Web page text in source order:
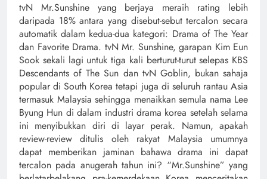
tvN Mr.Sunshine yang berjaya meraih rating lebih
daripada 18% antara yang disebut-sebut tercalon secara
automatik dalam kedua-dua kategori: Drama of The Year
dan Favorite Drama. tvN Mr. Sunshine, garapan Kim Eun
Sook sekali lagi untuk tiga kali berturut-turut selepas KBS
Descendants of The Sun dan tvN Goblin, bukan sahaja
popular di South Korea tetapi juga di seluruh rantau Asia
termasuk Malaysia sehingga menaikkan semula nama Lee
Byung Hun di dalam industri drama korea setelah selama
ini menyibukkan diri di layar perak. Namun, apakah
review-review ditulis oleh rakyat Malaysia umumnya
dapat memberikan jaminan bahawa drama ini dapat
tercalon pada anugerah tahun ini? “Mr.Sunshine” yang